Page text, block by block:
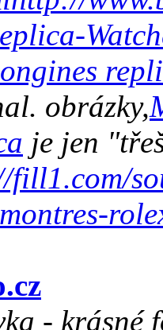
obrázky,
je jen
fill1.com/
- krásné